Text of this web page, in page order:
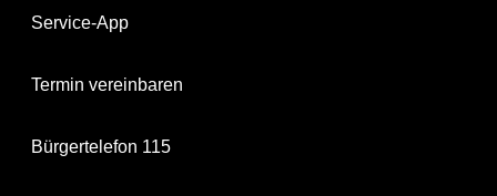
Service-App
Termin vereinbaren
Bürgertelefon 115